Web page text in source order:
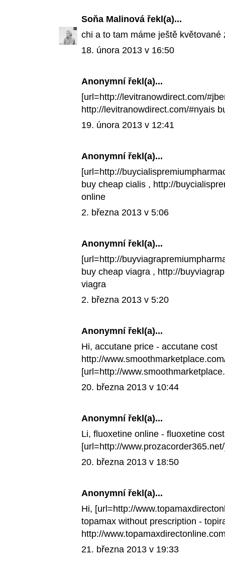
Soňa Malinová řekl(a)...
chi a to tam máme ještě květované
18. února 2013 v 16:50
Anonymní řekl(a)...
[url=http://levitranowdirect.com/
http://levitranowdirect.com/#nyais
19. února 2013 v 12:41
Anonymní řekl(a)...
[url=http://
buy cheap cialis , http://
online
2. března 2013 v 5:06
Anonymní řekl(a)...
[url=http://
buy cheap viagra , http://
viagra
2. března 2013 v 5:20
Anonymní řekl(a)...
Hi, accutane price - accutane cost
http://
[url=http://
20. března 2013 v 10:44
Anonymní řekl(a)...
Li, fluoxetine online - fluoxetine
[url=http://
20. března 2013 v 18:50
Anonymní řekl(a)...
Hi, [url=http://
topamax without prescription -
http://
21. března 2013 v 19:33